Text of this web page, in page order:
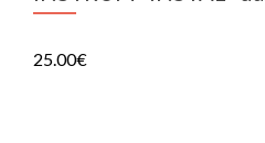
25.00€